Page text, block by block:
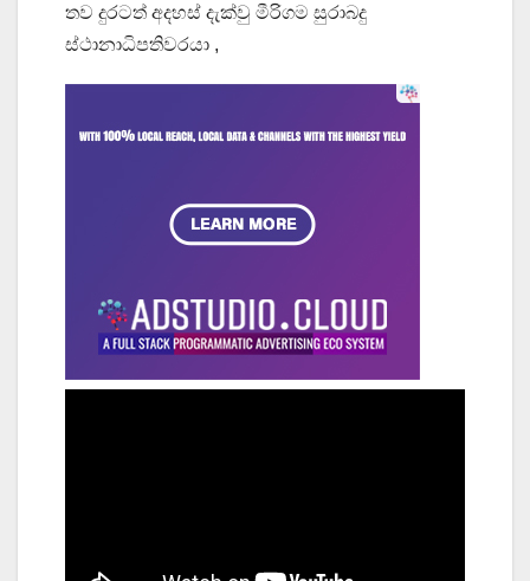
තව දුරටත් අදහස් දැක්වු මීරිගම සුරාබදු
ස්ථානාධිපතිවරයා ,